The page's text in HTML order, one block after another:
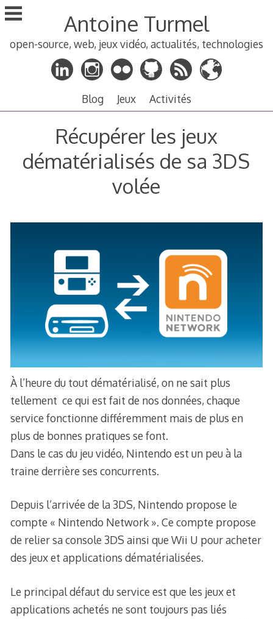
Aller
au
principal
Antoine Turmel
open-source, web, jeux vidéo, actualités, technologies
Blog Jeux Activités
Récupérer les jeux
dématérialisés de sa 3DS
volée
À l’heure du tout dématérialisé, on ne sait plus
tellement ce qui est fait de nos données, chaque
service fonctionne différemment mais de plus en
plus de bonnes pratiques se font.
Dans le cas du jeu vidéo, Nintendo est un peu à la
traine derrière ses concurrents.
Depuis l’arrivée de la 3DS, Nintendo propose le
compte « Nintendo Network ». Ce compte propose
de relier sa console 3DS ainsi que Wii U pour acheter
des jeux et applications dématérialisées.
Le principal défaut du service est que les jeux et
applications achetés ne sont toujours pas liés